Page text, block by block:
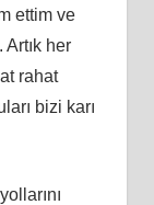
ettim ve
her
rahat
bizi karı